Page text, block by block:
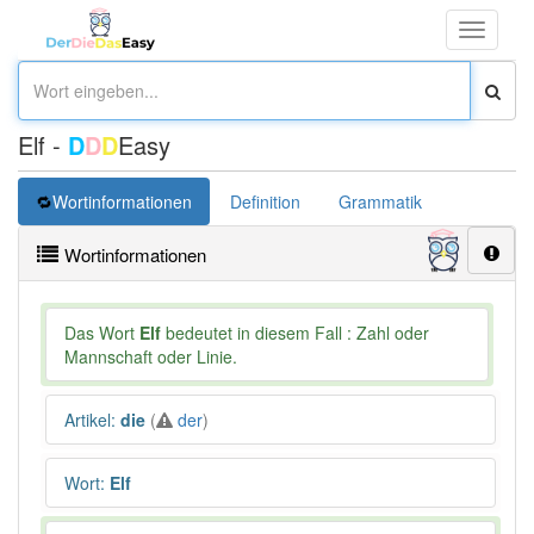
Toggle
Elf - DDDEasy
Wortinformationen Definition Grammatik
Wortinformationen
Das Wort Elf bedeutet in diesem Fall : Zahl oder
Mannschaft oder Linie.
Artikel: die ( der)
Wort: Elf